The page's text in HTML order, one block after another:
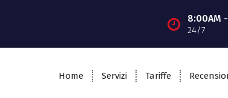
8:00AM
24/7
Home Servizi Tariffe